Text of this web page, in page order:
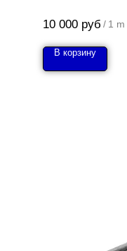
10 000 руб / 1 m
В корзину